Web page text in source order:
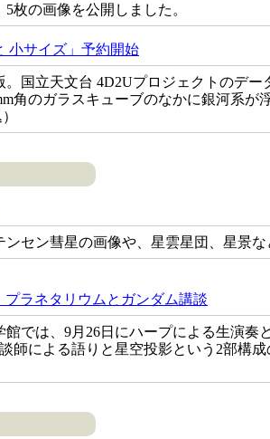
枚の画像を公開しました。
小サイズ」予約開始
。国立天文台 4D2Uプロジェクトのデ
角のガラスキューブのなかに銀河系が
セン彗星の画像や、星雲星団、星景な
ラネタリウムとガンダム講談
では、9月26日にハープによる生演奏
師による語りと星空投影という2部構